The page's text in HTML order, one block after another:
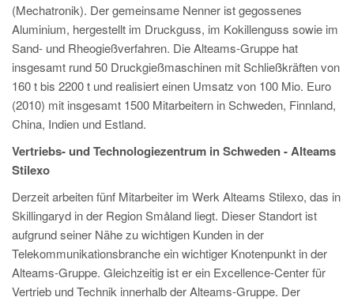
EN
TR
MAGMA China
EN
ZH
MAGMA Indien
EN
MAGMA Korea
EN
KO
(Mechatronik). Der gemeinsame Nenner ist gegossenes
Aluminium, hergestellt im Druckguss, im Kokillenguss sowie im
Sand- und Rheogießverfahren. Die Alteams-Gruppe hat
insgesamt rund 50 Druckgießmaschinen mit Schließkräften von
160 t bis 2200 t und realisiert einen Umsatz von 100 Mio. Euro
(2010) mit insgesamt 1500 Mitarbeitern in Schweden, Finnland,
China, Indien und Estland.
Vertriebs- und Technologiezentrum in Schweden - Alteams
Stilexo
Derzeit arbeiten fünf Mitarbeiter im Werk Alteams Stilexo, das in
Skillingaryd in der Region Småland liegt. Dieser Standort ist
aufgrund seiner Nähe zu wichtigen Kunden in der
Telekommunikationsbranche ein wichtiger Knotenpunkt in der
Alteams-Gruppe. Gleichzeitig ist er ein Excellence-Center für
Vertrieb und Technik innerhalb der Alteams-Gruppe. Der